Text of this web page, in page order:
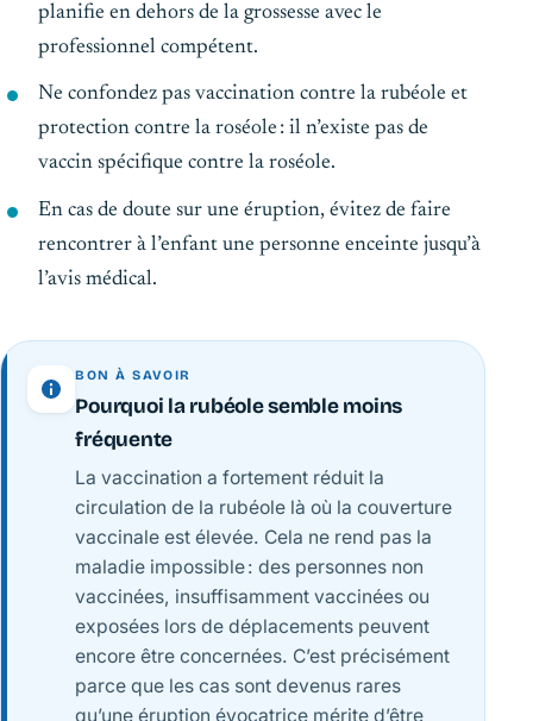
planifie en dehors de la grossesse avec le
professionnel compétent.
Ne confondez pas vaccination contre la rubéole et
protection contre la roséole : il n’existe pas de
vaccin spécifique contre la roséole.
En cas de doute sur une éruption, évitez de faire
rencontrer à l’enfant une personne enceinte jusqu’à
l’avis médical.
BON À SAVOIR
Pourquoi la rubéole semble moins
fréquente
La vaccination a fortement réduit la
circulation de la rubéole là où la couverture
vaccinale est élevée. Cela ne rend pas la
maladie impossible : des personnes non
vaccinées, insuffisamment vaccinées ou
exposées lors de déplacements peuvent
encore être concernées. C’est précisément
parce que les cas sont devenus rares
qu’une éruption évocatrice mérite d’être